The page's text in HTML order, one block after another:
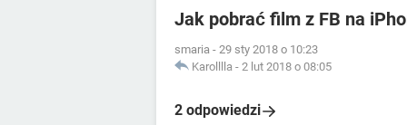
Jak pobrać film z FB na
smaria - 29 sty 2018 o 10:23
Karolllla - 2 lut 2018 o 08:05
2 odpowiedzi